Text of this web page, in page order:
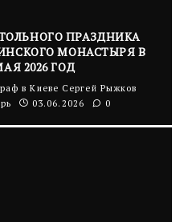
ПРАЗДНИКА
МОНАСТЫРЯ В
2026 ГОД
в Киеве Сергей Рыжков
03.06.2026 0